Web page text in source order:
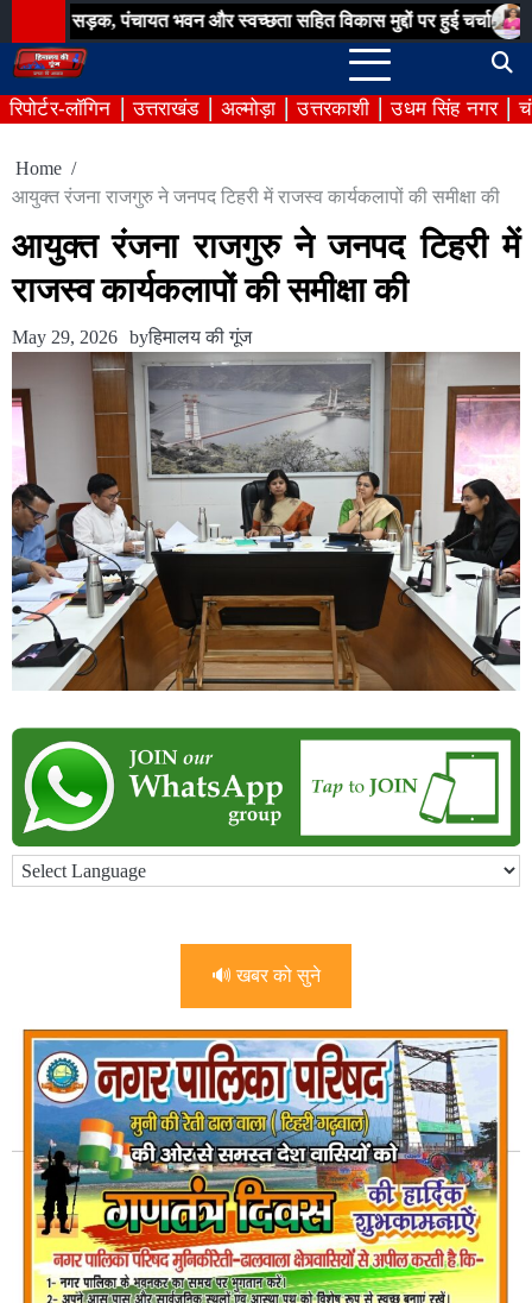
to
content
पंचायत भवन और स्वच्छता सहित विकास मुद्दों पर हुई चर्चा बिना अनुमति
रिपोर्टर-लॉगिन उत्तराखंड अल्मोड़ा उत्तरकाशी उधम सिंह नगर
Home
आयुक्त रंजना राजगुरु ने जनपद टिहरी में राजस्व कार्यकलापों की समीक्षा की
आयुक्त रंजना राजगुरु ने जनपद टिहरी में
राजस्व कार्यकलापों की समीक्षा की
May 29, 2026 byहिमालय की गूंज
🔊 खबर को सुने